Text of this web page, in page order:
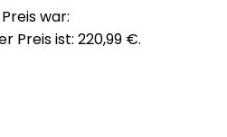
war:
Preis ist: 220,99 €.